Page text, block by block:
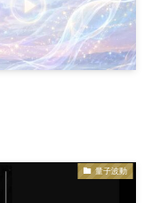
量子波動